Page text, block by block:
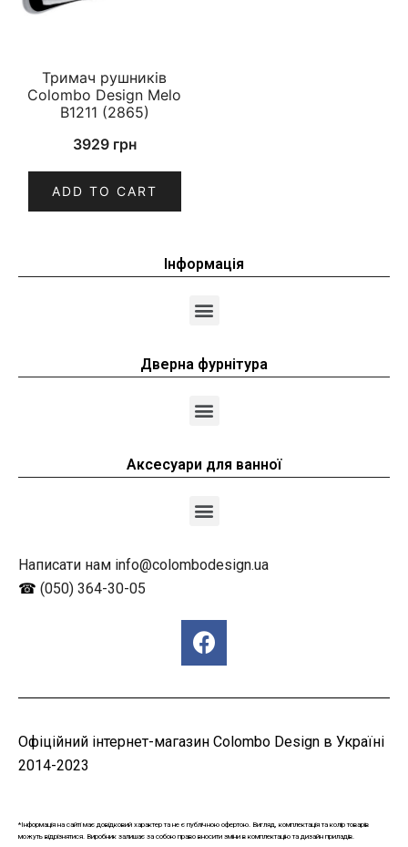
Тримач рушників
Colombo Design Melo
B1211 (2865)
3929 грн
ADD TO CART
Інформація
Дверна фурнітура
Аксесуари для ванної
Написати нам info@colombodesign.ua
☎ (050) 364-30-05
Офіційний інтернет-магазин Colombo Design в Україні
2014-2023
*Інформація на сайті має довідковий характер та не є публічною офертою. Вигляд, комплектація та колір товарів
можуть відрізнятися. Виробник залишає за собою право вносити зміни в комплектацію та дизайн приладів.